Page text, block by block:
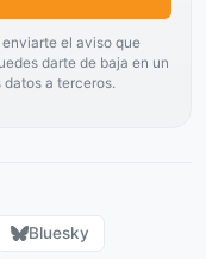
enviarte el aviso que
darte de baja en un
a terceros.
Bluesky